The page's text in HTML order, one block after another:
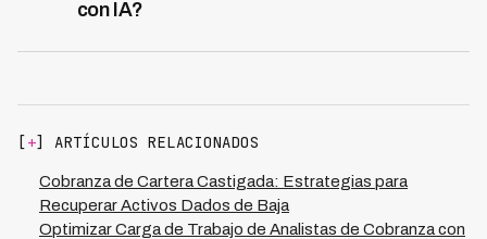
presente neto de cada opción para maximizar la
con IA?
alcanza la tasa de recuperación objetivo del 25-35%,
con el mayor volumen de recuperaciones concentrado
en los primeros 90 días de gestión intensiva con voice
agents.
[+] ARTÍCULOS RELACIONADOS
Cobranza de Cartera Castigada: Estrategias para
Recuperar Activos Dados de Baja
Optimizar Carga de Trabajo de Analistas de Cobranza con